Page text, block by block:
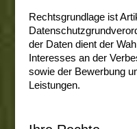
Rechtsgrundlage ist
der Daten dient der
Interesses an der
sowie der Bewerbung
Leistungen.